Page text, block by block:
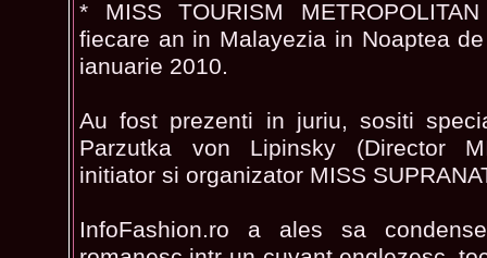
* MISS TOURISM
fiecare an in Malayezia in Noaptea
ianuarie 2010.
Au fost prezenti in juriu, sositi
Parzutka von Lipinsky (Director
initiator si organizator MISS
InfoFashion.ro a ales sa